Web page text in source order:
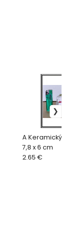
A Keramický
7,8 x 6 cm
2.65 €